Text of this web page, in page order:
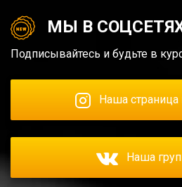
МЫ В
Подписывайтесь и будьте в
Наша
Наша